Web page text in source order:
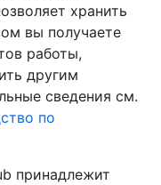
хранить
вы получаете
работы,
другим
сведения см.
по
принадлежит